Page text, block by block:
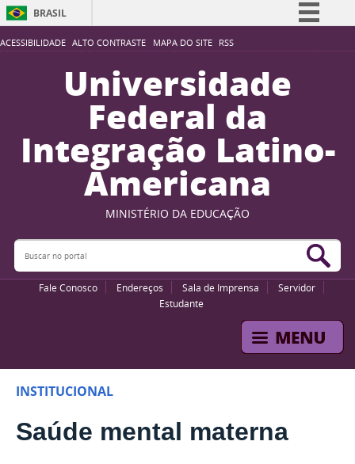
ACESSIBILIDADE ALTO CONTRASTE MAPA DO SITE RSS
BRASIL
Simplifique!
Participe
Acesso à informação
Legislação
Canais
Universidade
Federal da
Integração Latino-
Americana
MINISTÉRIO DA EDUCAÇÃO
Buscar no portal
Fale Conosco Endereços Sala de Imprensa
Servidor
Estudante
INSTITUCIONAL
Saúde mental materna